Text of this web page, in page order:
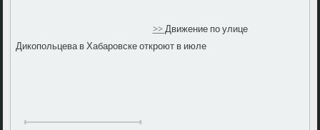
>>Движение по улице
Дикопольцева в Хабаровске откроют в июле